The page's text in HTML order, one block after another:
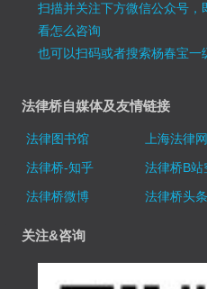
扫描并关注下方微信公众号，
看怎么咨询
也可以扫码或者搜索杨春宝
法律桥自媒体及友情链接
法律图书馆 上海法律网
法律桥-知乎
法律桥B站
法律桥微博
法律桥头条
关注&咨询